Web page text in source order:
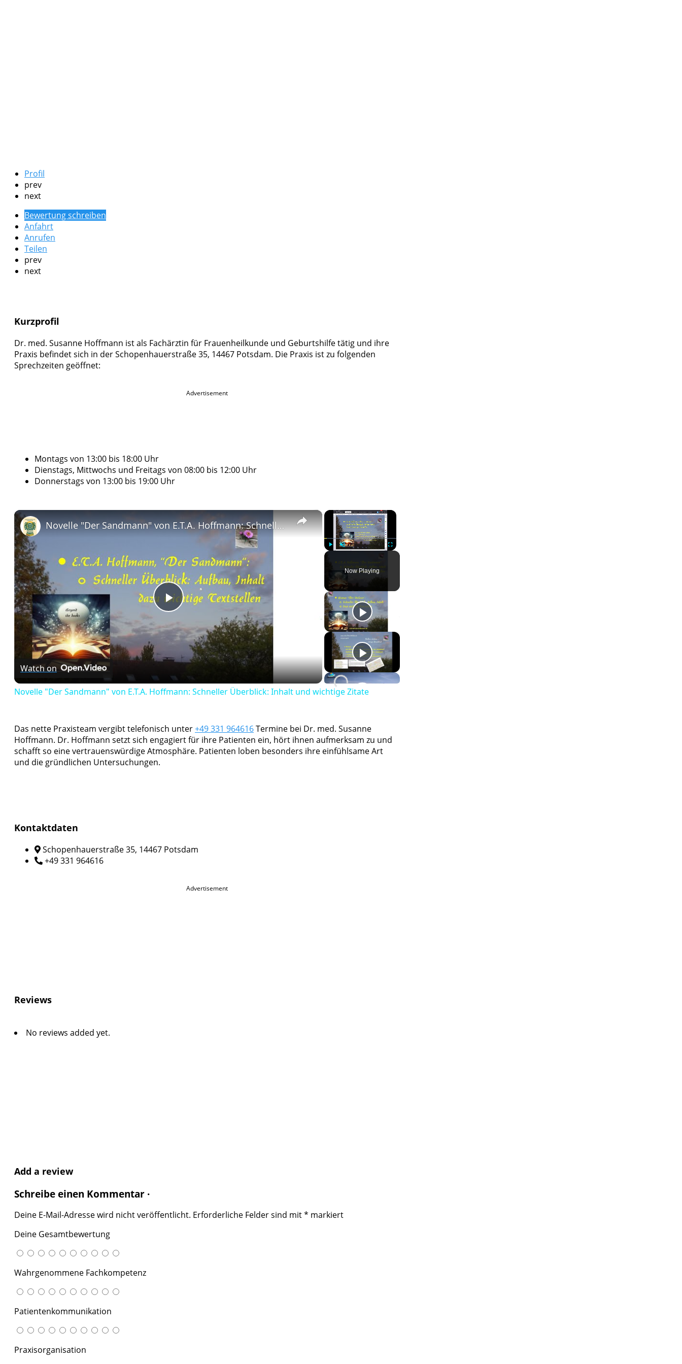
Profil
prev
next
Bewertung schreiben
Anfahrt
Anrufen
Teilen
prev
next
Kurzprofil
Dr. med. Susanne Hoffmann ist als Fachärztin für Frauenheilkunde und Geburtshilfe tätig und ihre
Praxis befindet sich in der Schopenhauerstraße 35, 14467 Potsdam. Die Praxis ist zu folgenden
Sprechzeiten geöffnet:
Advertisement
Montags von 13:00 bis 18:00 Uhr
Dienstags, Mittwochs und Freitags von 08:00 bis 12:00 Uhr
Donnerstags von 13:00 bis 19:00 Uhr
×
Fullscreen
Now Playing
×
Play
Video
Novelle "Der Sandmann" von E.T.A. Hoffmann: Schneller Überblick: Inhalt und wichtige Zitate
Watch on
Novelle "Der Sandmann" von E.T.A. Hoffmann: Schneller Überblick: Inhalt und wichtige Zitate
Das nette Praxisteam vergibt telefonisch unter+49 331 964616Termine bei Dr. med. Susanne
Hoffmann. Dr. Hoffmann setzt sich engagiert für ihre Patienten ein, hört ihnen aufmerksam zu und
schafft so eine vertrauenswürdige Atmosphäre. Patienten loben besonders ihre einfühlsame Art
und die gründlichen Untersuchungen.
Kontaktdaten
Schopenhauerstraße 35, 14467 Potsdam
+49 331 964616
Advertisement
Reviews
No reviews added yet.
Add a review
Schreibe einen Kommentar ·
Deine E-Mail-Adresse wird nicht veröffentlicht. Erforderliche Felder sind mit* markiert
Deine Gesamtbewertung
Wahrgenommene Fachkompetenz
Patientenkommunikation
Praxisorganisation